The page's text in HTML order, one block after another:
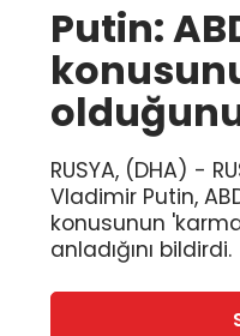
Putin:
RUSYA, (DHA) -
Vladimir Putin,
konusunun
anladığını bildirdi.